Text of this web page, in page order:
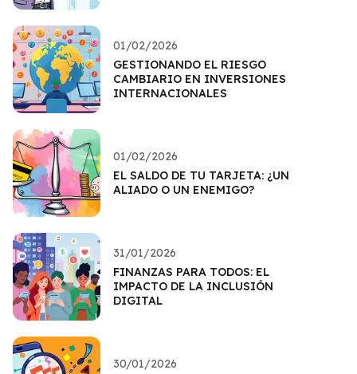
01/02/2026
GESTIONANDO EL RIESGO
CAMBIARIO EN INVERSIONES
INTERNACIONALES
01/02/2026
EL SALDO DE TU TARJETA: ¿UN
ALIADO O UN ENEMIGO?
31/01/2026
FINANZAS PARA TODOS: EL
IMPACTO DE LA INCLUSIÓN
DIGITAL
30/01/2026